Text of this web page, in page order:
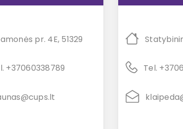
pr. 4E, 51329
+37060338789 Tel.